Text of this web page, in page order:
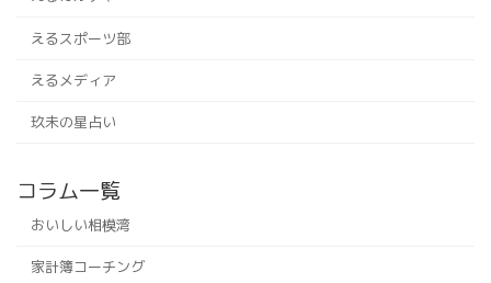
えるスポーツ部
えるメディア
玖未の星占い
コラム一覧
おいしい相模湾
家計簿コーチング